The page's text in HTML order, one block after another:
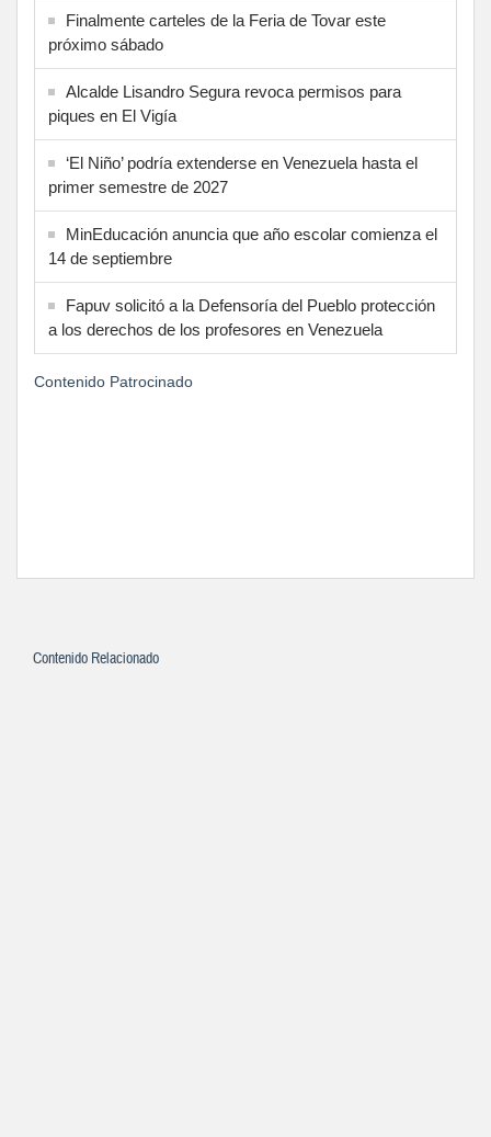
Finalmente carteles de la Feria de Tovar este
próximo sábado
Alcalde Lisandro Segura revoca permisos para
piques en El Vigía
‘El Niño’ podría extenderse en Venezuela hasta el
primer semestre de 2027
MinEducación anuncia que año escolar comienza el
14 de septiembre
Fapuv solicitó a la Defensoría del Pueblo protección
a los derechos de los profesores en Venezuela
Contenido Patrocinado
Contenido Relacionado